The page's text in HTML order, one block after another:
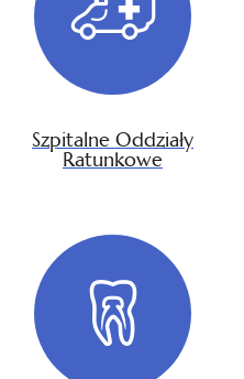
Szpitalne Oddziały
Ratunkowe